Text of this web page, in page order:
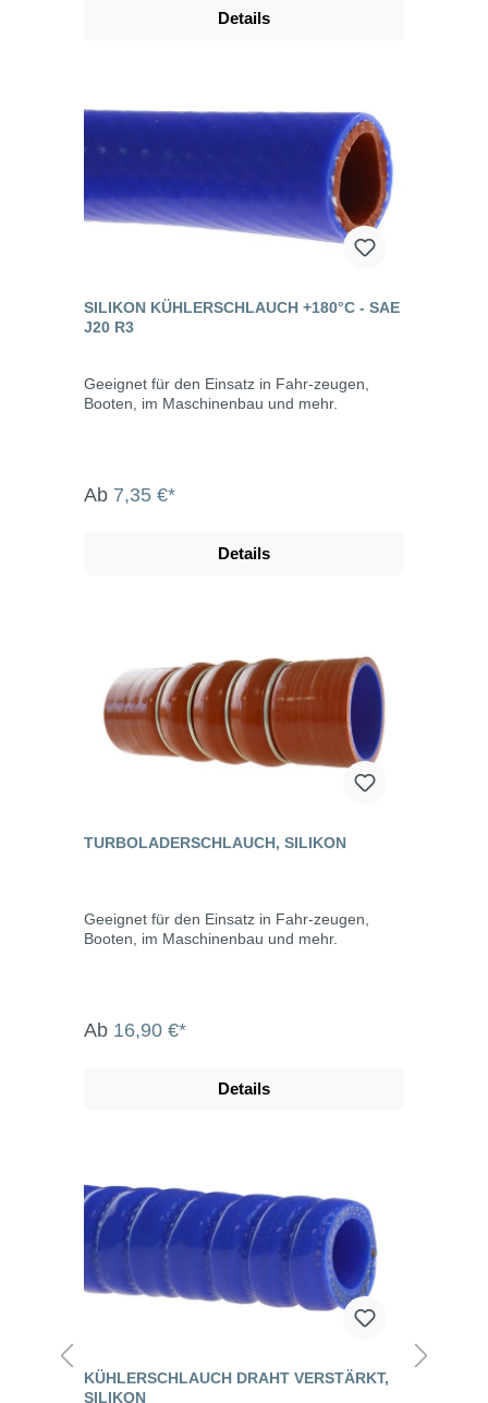
Details
SILIKON KÜHLERSCHLAUCH +180°C - SAE
J20 R3
Geeignet für den Einsatz in Fahr-zeugen,
Booten, im Maschinenbau und mehr.
Ab 7,35 €*
Details
TURBOLADERSCHLAUCH, SILIKON
Geeignet für den Einsatz in Fahr-zeugen,
Booten, im Maschinenbau und mehr.
Ab 16,90 €*
Details
KÜHLERSCHLAUCH DRAHT VERSTÄRKT,
SILIKON